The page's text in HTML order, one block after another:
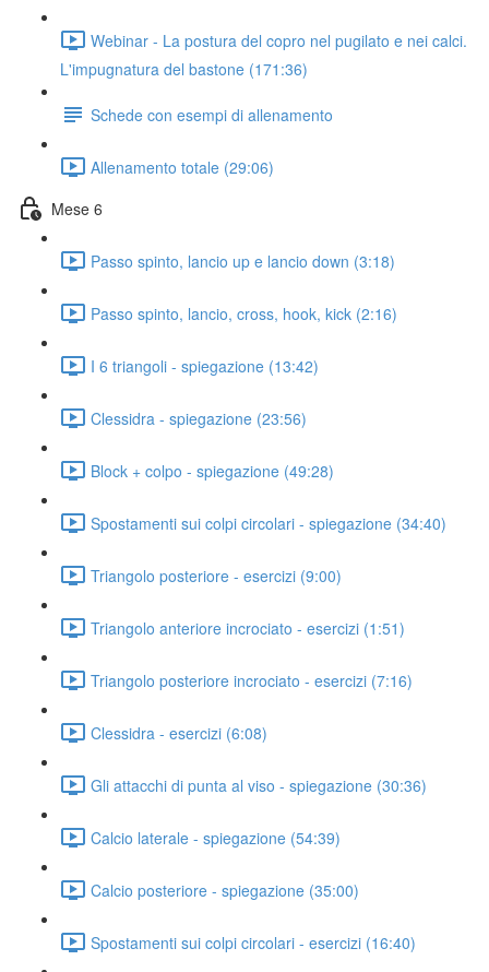
Webinar - La postura del copro nel pugilato e nei calci.
L'impugnatura del bastone (171:36)
Schede con esempi di allenamento
Allenamento totale (29:06)
Mese 6
Passo spinto, lancio up e lancio down (3:18)
Passo spinto, lancio, cross, hook, kick (2:16)
I 6 triangoli - spiegazione (13:42)
Clessidra - spiegazione (23:56)
Block + colpo - spiegazione (49:28)
Spostamenti sui colpi circolari - spiegazione (34:40)
Triangolo posteriore - esercizi (9:00)
Triangolo anteriore incrociato - esercizi (1:51)
Triangolo posteriore incrociato - esercizi (7:16)
Clessidra - esercizi (6:08)
Gli attacchi di punta al viso - spiegazione (30:36)
Calcio laterale - spiegazione (54:39)
Calcio posteriore - spiegazione (35:00)
Spostamenti sui colpi circolari - esercizi (16:40)